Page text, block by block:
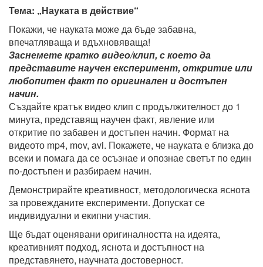
Тема: „Науката в действие“
Покажи, че науката може да бъде забавна,
впечатляваща и вдъхновяваща!
Заснемете кратко видео/клип, с което да
представите научен експеримент, откритие или
любопитен факт по оригинален и достъпен
начин.
Създайте кратък видео клип с продължителност до 1
минута, представящ научен факт, явление или
откритие по забавен и достъпен начин. Формат на
видеото mp4, mov, avi. Покажете, че науката е близка до
всеки и помага да се осъзнае и опознае светът по един
по-достъпен и разбираем начин.
Демонстрирайте креативност, методологическа яснота
за провежданите експерименти. Допускат се
индивидуални и екипни участия.
Ще бъдат оценявани оригиналността на идеята,
креативният подход, яснота и достъпност на
представянето, научната достоверност.